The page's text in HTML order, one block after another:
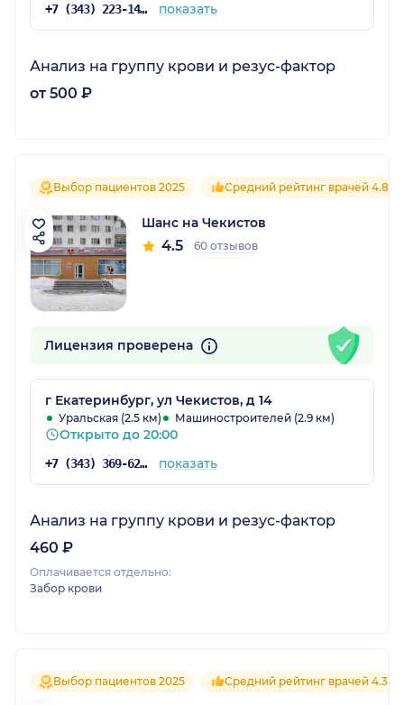
+7 (343) 223-14-08 показать
Анализ на группу крови и резус-фактор
от 500 ₽
Выбор пациентов 2025 Средний рейтинг врачей 4.8
Шанс на Чекистов
4.5 60 отзывов
Лицензия проверена
г Екатеринбург, ул Чекистов, д 14
Уральская (2.5 км) Машиностроителей (2.9 км)
Открыто до 20:00
+7 (343) 369-62-32 показать
Анализ на группу крови и резус-фактор
460 ₽
Оплачивается отдельно:
Забор крови
Выбор пациентов 2025 Средний рейтинг врачей 4.3